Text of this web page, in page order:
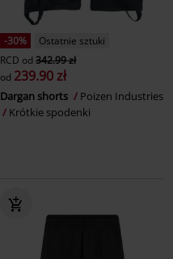
-30%
Ostatnie sztuki
RCD od 342.99 zł
od 239.90 zł
Dargan shorts
Poizen Industries
Krótkie spodenki